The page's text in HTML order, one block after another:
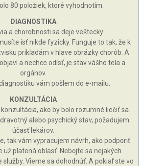
80 položiek, ktoré vyhodnotím.
DIAGNOSTIKA
a chorobnosti sa deje veštecky
ísť nikde fyzicky. Funguje to tak, že k
prikladám v hlave obrázky chorôb. A
a nechce odísť, je stav vášho tela a
orgánov.
vám pošlem do e-mailu.
KONZULTÁCIA
ako by bolo rozumné liečiť sa.
alebo psychický stav, požadujem
účasť lekárov.
tak vám vypracujem návrh, ako podporiť
už platená oblasť. Nebojte sa nejakých
služby. Vieme sa dohodnúť. A pokiaľ ste vo